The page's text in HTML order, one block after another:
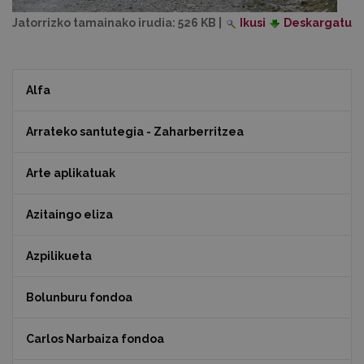
Jatorrizko tamainako irudia: 526 KB Ikusi Deskargatu
Alfa
Arrateko santutegia - Zaharberritzea
Arte aplikatuak
Azitaingo eliza
Azpilikueta
Bolunburu fondoa
Carlos Narbaiza fondoa